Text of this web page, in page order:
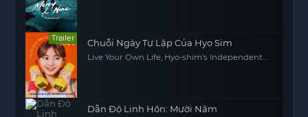
Trailer Chuỗi Ngày Tự Lập Của Hyo Sim
Live Your Own Life, Hyo-shim's Independent
Dẫn Độ Linh Hồn: Mười Năm